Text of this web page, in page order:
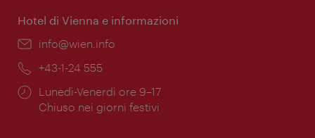
Hotel di Vienna e informazioni
Email:
info@wien.info
Telefono:
+43-1-24 555
Orari
di
Lunedì-Venerdì ore 9–17
Chiuso nei giorni festivi